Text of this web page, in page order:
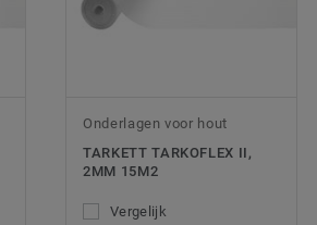
Onderlagen voor hout
TARKETT TARKOFLEX II,
2MM 15M2
Vergelijk